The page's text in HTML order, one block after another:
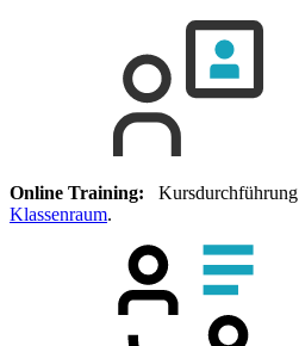
Online Training: Kursdurchführung
Klassenraum.